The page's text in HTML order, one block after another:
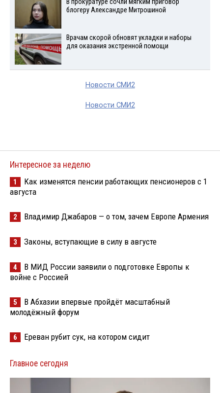
В прокуратуре сочли мягким приговор
блогеру Александре Митрошиной
Врачам скорой обновят укладки и наборы
для оказания экстренной помощи
Новости СМИ2
Новости СМИ2
Интересное за неделю
1
Как изменятся пенсии работающих пенсионеров с 1
августа
2 Владимир Джабаров — о том, зачем Европе Армения
3 Законы, вступающие в силу в августе
4
В МИД России заявили о подготовке Европы к
войне с Россией
5
В Абхазии впервые пройдёт масштабный
молодёжный форум
6 Ереван рубит сук, на котором сидит
Главное сегодня